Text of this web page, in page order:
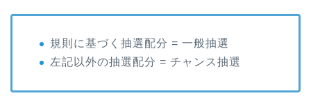
規則に基づく抽選配分 = 一般抽選
左記以外の抽選配分 = チャンス抽選